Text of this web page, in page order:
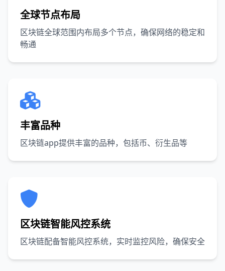
全球节点布局
区块链全球范围内布局多个节点，确保网络的稳定和
畅通
丰富品种
区块链app提供丰富的品种，包括币、衍生品等
区块链智能风控系统
区块链配备智能风控系统，实时监控风险，确保安全